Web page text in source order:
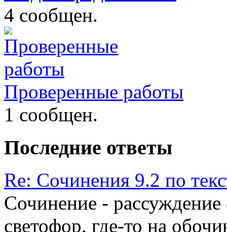
4 сообщен.
Проверенные работы
1 сообщен.
Последние ответы
Re: Сочинения 9.2 по
Сочинение - рассуждение
светофор, где-то на